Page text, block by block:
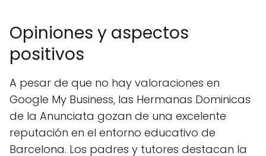
Opiniones y aspectos
positivos
A pesar de que no hay valoraciones en
Google My Business, las Hermanas Dominicas
de la Anunciata gozan de una excelente
reputación en el entorno educativo de
Barcelona. Los padres y tutores destacan la